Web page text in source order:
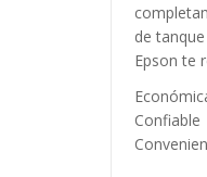
de
Epson te
Confiable